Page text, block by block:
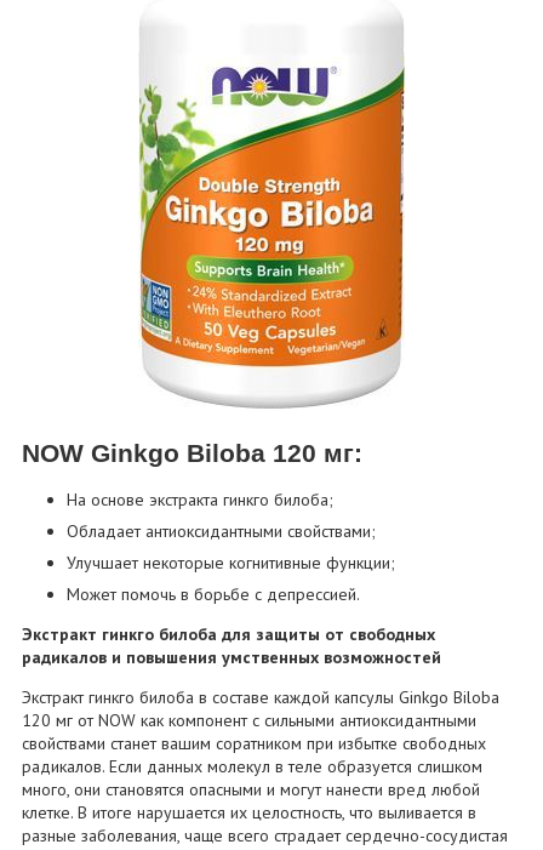
NOW Ginkgo Biloba 120 мг:
На основе экстракта гинкго билоба;
Обладает антиоксидантными свойствами;
Улучшает некоторые когнитивные функции;
Может помочь в борьбе с депрессией.
Экстракт гинкго билоба для защиты от свободных
радикалов и повышения умственных возможностей
Экстракт гинкго билоба в составе каждой капсулы Ginkgo Biloba
120 мг от NOW как компонент с сильными антиоксидантными
свойствами станет вашим соратником при избытке свободных
радикалов. Если данных молекул в теле образуется слишком
много, они становятся опасными и могут нанести вред любой
клетке. В итоге нарушается их целостность, что выливается в
разные заболевания, чаще всего страдает сердечно-сосудистая